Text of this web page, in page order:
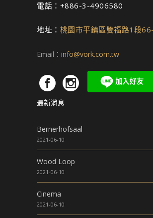
電話：+886-3-4906580
地址： 桃園市平鎮區雙福路1段
Email： info@vork.com.tw
最新消息
Bernerhofsaal
2021-06-10
Wood Loop
2021-06-10
Cinema
2021-06-10